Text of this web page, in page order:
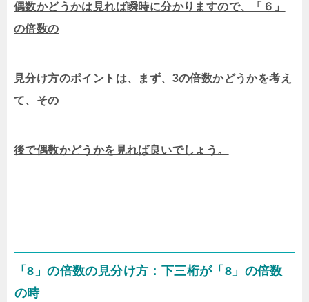
偶数かどうかは見れば瞬時に分かりますので、「６」
の倍数の
見分け方のポイントは、まず、3の倍数かどうかを考え
て、その
後で偶数かどうかを見れば良いでしょう。
「8」の倍数の見分け方：下三桁が「8」の倍数
の時